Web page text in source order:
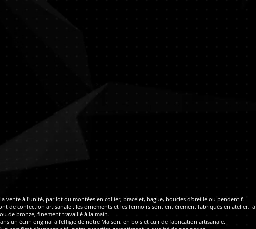
vente à l'unité, par lot ou montées en collier, bracelet, bague, boucles d'oreille ou pendentif.
de confection artisanale : les ornements et les fermoirs sont entièrement fabriqués en atelier, à
de bronze, finement travaillé à la main.
un écrin original à l'effigie de notre Maison, en bois et cuir de fabrication artisanale.